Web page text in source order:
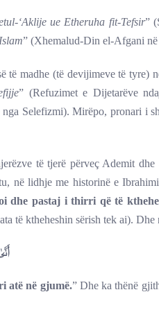
‘Aklije ue Etheruha fit-Tefsir”
” (Xhemalud-Din el-Afgani në
të madhe (të devijimeve të tyre)
” (Refuzimet e Dijetarëve
Selefizmi). Mirëpo, pronari i
të tjerë përveç Ademit
në lidhje me historinë e
dhe pastaj i thirri që të
të ktheheshin sërish tek ai).
atë në gjumë.” Dhe ka thënë